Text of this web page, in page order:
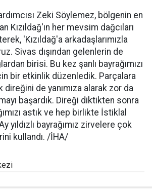
Zeki Söylemez, bölgenin en
Kızıldağ'ın her mevsim dağcıları
'Kızıldağ'a arkadaşlarımızla
Sivas dışından gelenlerin de
birisi. Bu kez şanlı bayrağımızı
bir etkinlik düzenledik. Parçalara
direğini de yanımıza alarak zor da
başardık. Direği diktikten sonra
astık ve hep birlikte İstiklal
yıldızlı bayrağımız zirvelere çok
kullandı. /İHA/